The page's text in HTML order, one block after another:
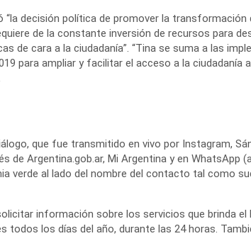
“la decisión política de promover la transformación
de la constante inversión de recursos para
de cara a la ciudadanía”. “Tina se suma a las
para ampliar y facilitar el acceso a la ciudadanía
que fue transmitido en vivo por Instagram,
de Argentina.gob.ar, Mi Argentina y en WhatsApp
verde al lado del nombre del contacto tal como
información sobre los servicios que brinda
todos los días del año, durante las 24 horas.